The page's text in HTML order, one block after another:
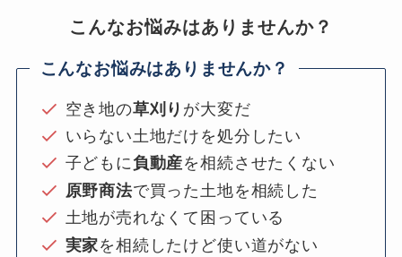
こんなお悩みはありませんか？
こんなお悩みはありませんか？
空き地の草刈り が大変だ
いらない土地だけを処分したい
子どもに負動産を相続させたくない
原野商法で買った土地を相続した
土地が売れなくて困っている
実家を相続したけど使い道がない